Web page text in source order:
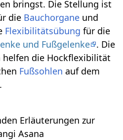
bringst. Die Stellung ist
die Bauchorgane und
Flexibilitätsübung für die
und Fußgelenke . Die
helfen die Hockflexibilität
Fußsohlen auf dem
Erläuterungen zur
Asana